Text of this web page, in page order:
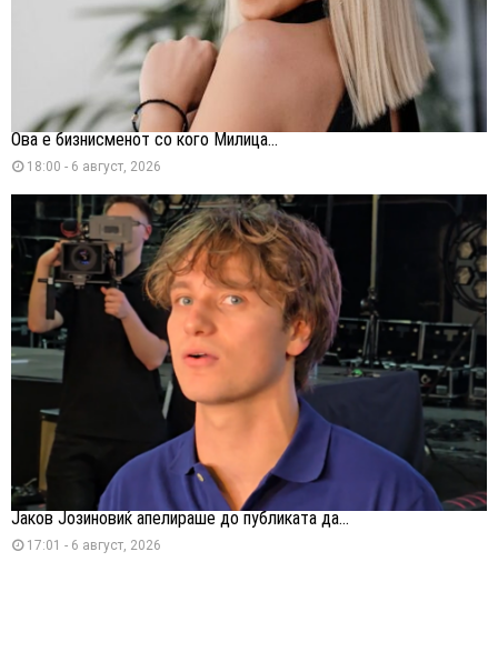
Ова е бизнисменот со кого Милица...
18:00 - 6 август, 2026
Јаков Јозиновиќ апелираше до публиката да...
17:01 - 6 август, 2026